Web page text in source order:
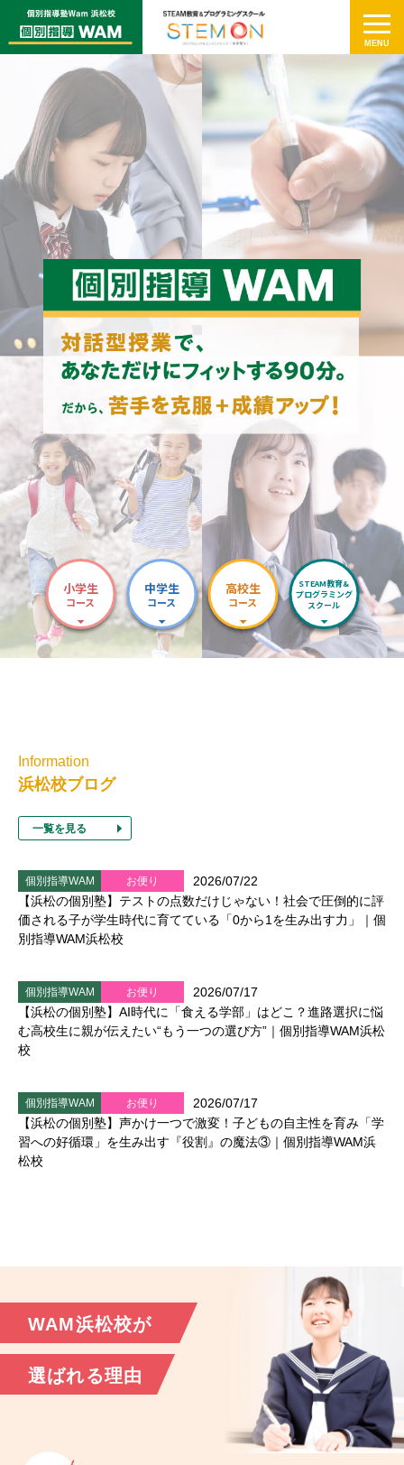
小学生
コース
中学生
コース
高校生
コース
STEAM教育&
プログラミング
スクール
Information
浜松校ブログ
一覧を見る
個別指導WAM お便り
2026/07/22
【浜松の個別塾】テストの点数だけじゃない！社会で圧倒的に評
価される子が学生時代に育てている「0から1を生み出す力」｜個
別指導WAM浜松校
個別指導WAM お便り
2026/07/17
【浜松の個別塾】AI時代に「食える学部」はどこ？進路選択に悩
む高校生に親が伝えたい“もう一つの選び方”｜個別指導WAM浜松
校
個別指導WAM お便り
2026/07/17
【浜松の個別塾】声かけ一つで激変！子どもの自主性を育み「学
習への好循環」を生み出す『役割』の魔法③｜個別指導WAM浜
松校
WAM浜松校が
選ばれる理由